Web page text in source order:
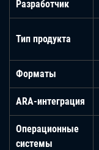
Разработчик
Тип продукта
Форматы
ARA-интеграция
Операционные
системы